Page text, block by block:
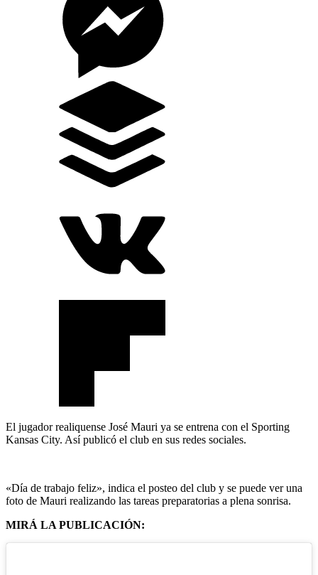
El jugador realiquense José Mauri ya se entrena con el Sporting
Kansas City. Así publicó el club en sus redes sociales.
«Día de trabajo feliz», indica el posteo del club y se puede ver una
foto de Mauri realizando las tareas preparatorias a plena sonrisa.
MIRÁ LA PUBLICACIÓN: